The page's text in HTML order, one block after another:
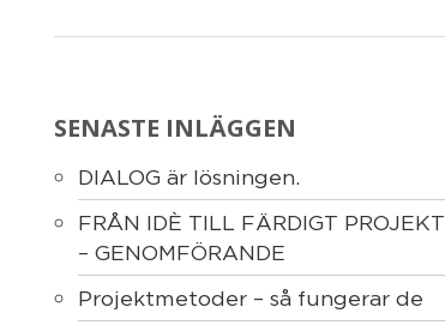
SENASTE INLÄGGEN
DIALOG är lösningen.
FRÅN IDÈ TILL FÄRDIGT PROJEKT
– GENOMFÖRANDE
Projektmetoder – så fungerar de